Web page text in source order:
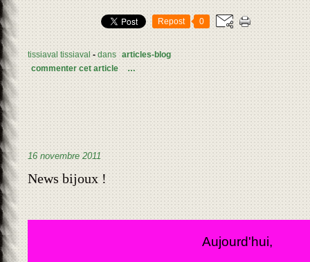
Repost 0
tissiaval tissiaval - dans articles-blog
commenter cet article
…
16 novembre 2011
News bijoux !
Aujourd'hui,